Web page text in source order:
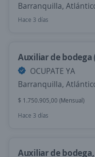
Barranquilla,
Hace 3 días
Auxiliar de bodega
OCUPATE YA
Barranquilla,
$ 1.750.905,00 (Mensual)
Hace 3 días
Auxiliar de